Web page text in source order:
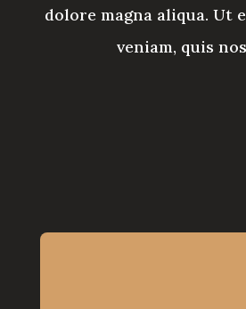
dolore magna aliqua. Ut
veniam, quis